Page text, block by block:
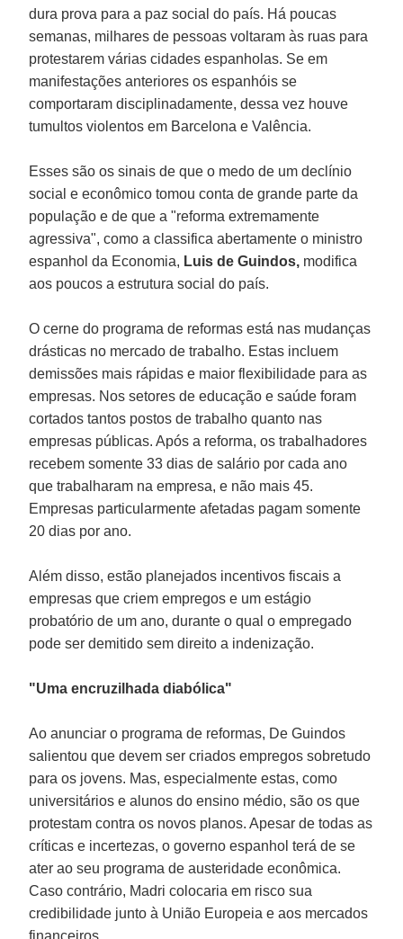
dura prova para a paz social do país. Há poucas
semanas, milhares de pessoas voltaram às ruas para
protestarem várias cidades espanholas. Se em
manifestações anteriores os espanhóis se
comportaram disciplinadamente, dessa vez houve
tumultos violentos em Barcelona e Valência.
Esses são os sinais de que o medo de um declínio
social e econômico tomou conta de grande parte da
população e de que a "reforma extremamente
agressiva", como a classifica abertamente o ministro
espanhol da Economia, Luis de Guindos, modifica
aos poucos a estrutura social do país.
O cerne do programa de reformas está nas mudanças
drásticas no mercado de trabalho. Estas incluem
demissões mais rápidas e maior flexibilidade para as
empresas. Nos setores de educação e saúde foram
cortados tantos postos de trabalho quanto nas
empresas públicas. Após a reforma, os trabalhadores
recebem somente 33 dias de salário por cada ano
que trabalharam na empresa, e não mais 45.
Empresas particularmente afetadas pagam somente
20 dias por ano.
Além disso, estão planejados incentivos fiscais a
empresas que criem empregos e um estágio
probatório de um ano, durante o qual o empregado
pode ser demitido sem direito a indenização.
"Uma encruzilhada diabólica"
Ao anunciar o programa de reformas, De Guindos
salientou que devem ser criados empregos sobretudo
para os jovens. Mas, especialmente estas, como
universitários e alunos do ensino médio, são os que
protestam contra os novos planos. Apesar de todas as
críticas e incertezas, o governo espanhol terá de se
ater ao seu programa de austeridade econômica.
Caso contrário, Madri colocaria em risco sua
credibilidade junto à União Europeia e aos mercados
financeiros.